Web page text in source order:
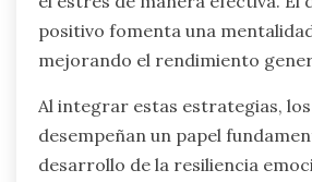
positivo fomenta una
mejorando el rendimiento
Al integrar estas estrategias,
desempeñan un papel
desarrollo de la resiliencia